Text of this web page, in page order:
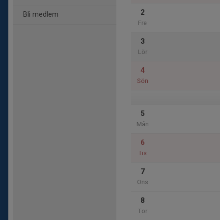
Bli medlem 2
Fre
3
Lör
4
Sön
5
Mån
6
Tis
7
Ons
8
Tor